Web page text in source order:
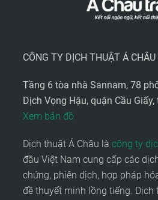
CÔNG TY DỊCH THUẬT Á
Tầng 6 tòa nhà Sannam, 78
Dịch Vọng Hậu, quận Cầu
Xem bản đồ
Dịch thuật Á Châu là công ty
đầu Việt Nam cung cấp các
chứng, phiên dịch, hợp pháp
đề thuyết minh lồng tiếng. Dịch